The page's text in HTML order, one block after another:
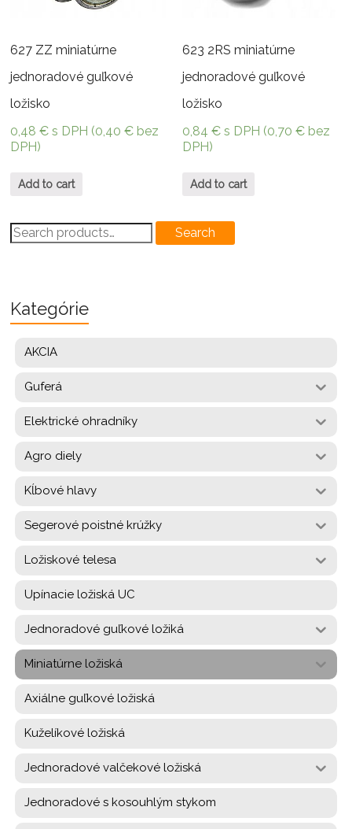
627 ZZ miniatúrne
jednoradové guľkové
ložisko
0,48€ s DPH (0,40€ bez
DPH)
Add to cart
623 2RS miniatúrne
jednoradové guľkové
ložisko
0,84€ s DPH (0,70€ bez
DPH)
Add to cart
Search
for:
Search
Kategórie
AKCIA
Guferá
Elektrické ohradníky
Agro diely
Kĺbové hlavy
Segerové poistné krúžky
Ložiskové telesa
Upínacie ložiská UC
Jednoradové guľkové ložiká
Miniatúrne ložiská
Axiálne guľkové ložiská
Kuželíkové ložiská
Jednoradové valčekové ložiská
Jednoradové s kosouhlým stykom